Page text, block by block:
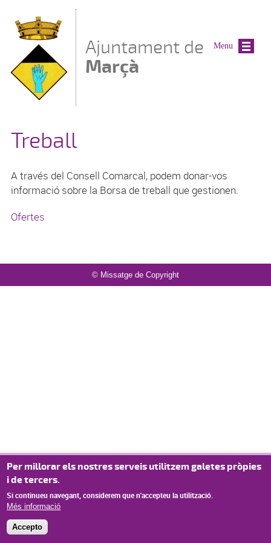
Ajuntament de
Marçà
Treball
A través del Consell Comarcal, podem donar-vos
informació sobre la Borsa de treball que gestionen.
Ofertes
© Missatge de Copyright
Menu
Per millorar els nostres serveis utilitzem galetes pròpies
i de tercers.
Si continueu navegant, considerem que n'accepteu la utilització.
Més informació
Accepto